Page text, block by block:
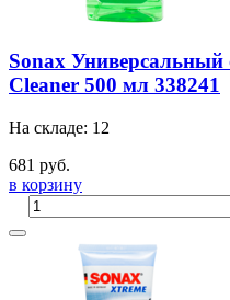
Sonax Универсальный
Cleaner 500 мл 338241
На складе: 12
681 руб.
в корзину